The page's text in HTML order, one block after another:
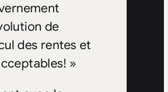
de
des rentes et
»